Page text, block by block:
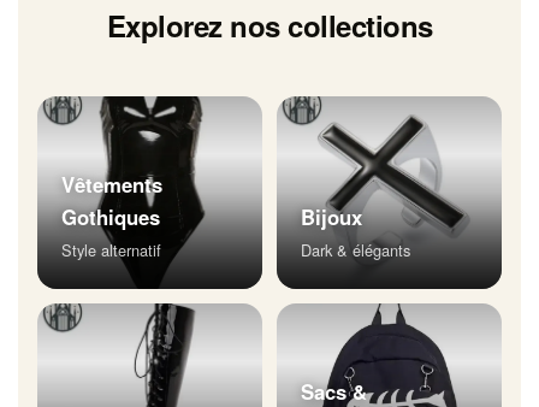
Explorez nos collections
Vêtements
Gothiques
Style alternatif
Bijoux
Dark & élégants
Sacs &